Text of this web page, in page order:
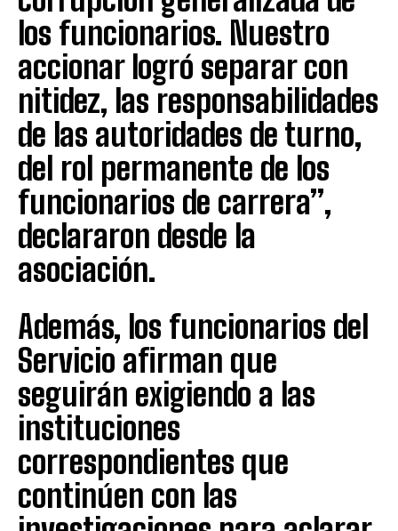
los funcionarios. Nuestro
accionar logró separar con
nitidez, las responsabilidades
de las autoridades de turno,
del rol permanente de los
funcionarios de carrera”,
declararon desde la
asociación.
Además, los funcionarios del
Servicio afirman que
seguirán exigiendo a las
instituciones
correspondientes que
continúen con las